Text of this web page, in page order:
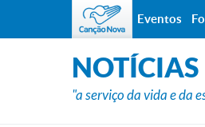
NOTÍCIAS
"a serviço da vida e da
Eventos